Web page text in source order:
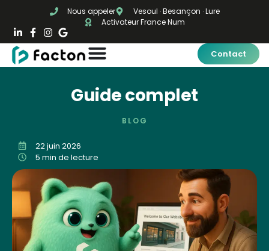
Nous appeler
Vesoul · Besançon · Lure
Activateur France Num
Contact
Guide complet
BLOG
22 juin 2026
5 min de lecture